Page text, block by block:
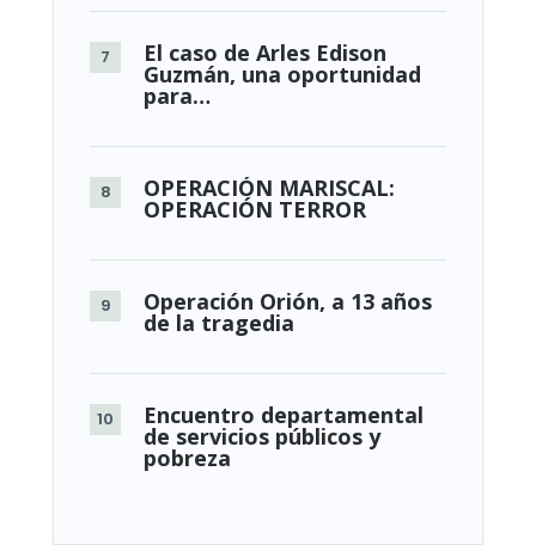
El caso de Arles Edison
Guzmán, una oportunidad
para…
OPERACIÓN MARISCAL:
OPERACIÓN TERROR
Operación Orión, a 13 años
de la tragedia
Encuentro departamental
de servicios públicos y
pobreza